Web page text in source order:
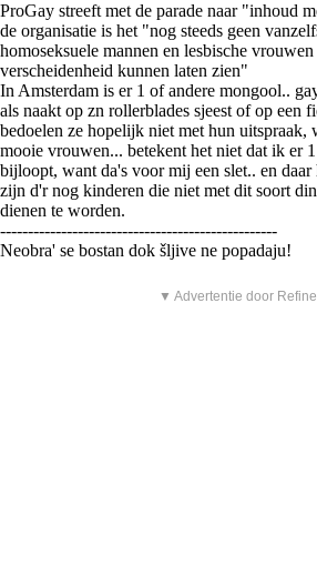
ProGay streeft met de parade naar "inhoud
de organisatie is het "nog steeds geen
homoseksuele mannen en lesbische
verscheidenheid kunnen laten zien"
In Amsterdam is er 1 of andere mongool..
als naakt op zn rollerblades sjeest of op een
bedoelen ze hopelijk niet met hun uitspraak,
mooie vrouwen... betekent het niet dat ik er
bijloopt, want da's voor mij een slet.. en
zijn d'r nog kinderen die niet met dit soort
dienen te worden.
--------------------------------------------------
Neobra' se bostan dok šljive ne popadaju!
▼ Advertentie door